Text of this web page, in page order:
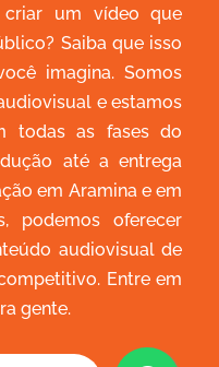
um vídeo que
Saiba que isso
imagina. Somos
e estamos
todas as fases do
até a entrega
em Aramina e em
podemos oferecer
audiovisual de
Entre em
gente.